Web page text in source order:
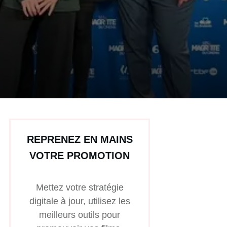
REPRENEZ EN MAINS
VOTRE PROMOTION
Mettez votre stratégie
digitale à jour, utilisez les
meilleurs outils pour